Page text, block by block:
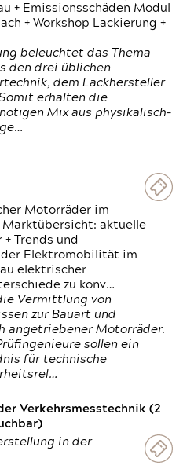
+ Emissionsschäden Modul
+ Workshop Lackierung +
beleuchtet das Thema
den drei üblichen
dem Lackhersteller
erhalten die
Mix aus physikalisch-
Motorräder im
Marktübersicht: aktuelle
Trends und
Elektromobilität im
elektrischer
zu konv…
Vermittlung von
zur Bauart und
angetriebener Motorräder.
sollen ein
für technische
Verkehrsmesstechnik (2
in der